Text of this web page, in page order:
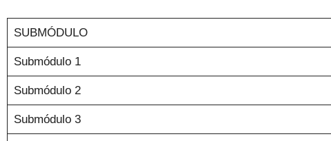
SUBMÓDULO
Submódulo 1
Submódulo 2
Submódulo 3